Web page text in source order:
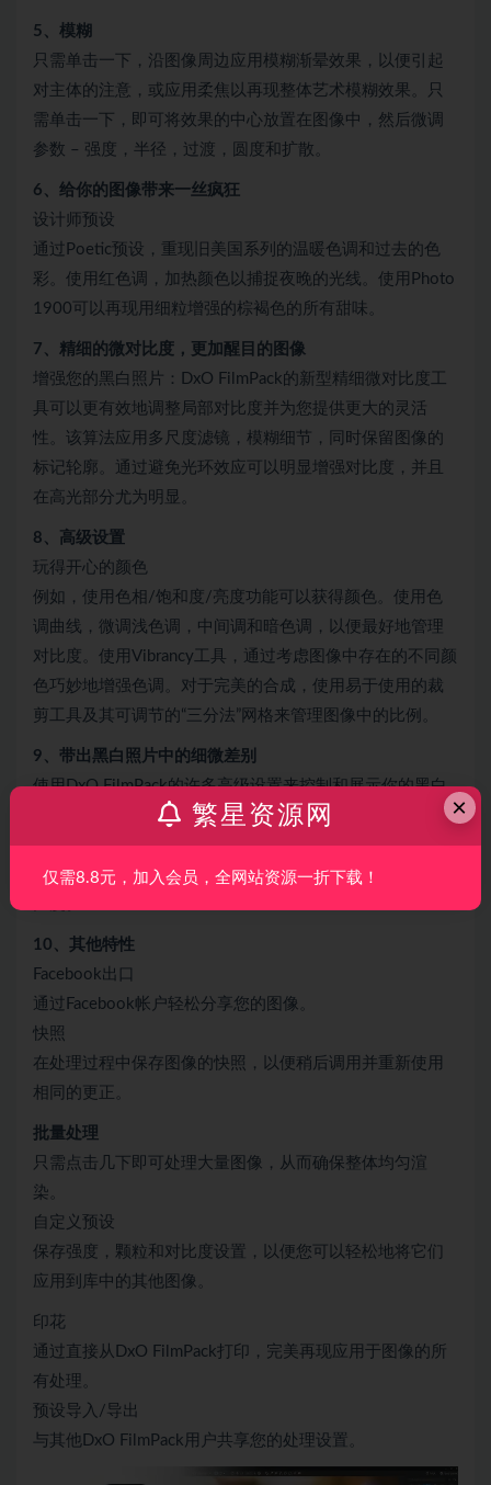
5、模糊
只需单击一下，沿图像周边应用模糊渐晕效果，以便引起
对主体的注意，或应用柔焦以再现整体艺术模糊效果。只
需单击一下，即可将效果的中心放置在图像中，然后微调
参数 – 强度，半径，过渡，圆度和扩散。
6、给你的图像带来一丝疯狂
设计师预设
通过Poetic预设，重现旧美国系列的温暖色调和过去的色
彩。使用红色调，加热颜色以捕捉夜晚的光线。使用Photo
1900可以再现用细粒增强的棕褐色的所有甜味。
7、精细的微对比度，更加醒目的图像
增强您的黑白照片：DxO FilmPack的新型精细微对比度工
具可以更有效地调整局部对比度并为您提供更大的灵活
性。该算法应用多尺度滤镜，模糊细节，同时保留图像的
标记轮廓。通过避免光环效应可以明显增强对比度，并且
在高光部分尤为明显。
8、高级设置
玩得开心的颜色
例如，使用色相/饱和度/亮度功能可以获得颜色。使用色
调曲线，微调浅色调，中间调和暗色调，以便最好地管理
对比度。使用Vibrancy工具，通过考虑图像中存在的不同颜
色巧妙地增强色调。对于完美的合成，使用易于使用的裁
剪工具及其可调节的“三分法”网格来管理图像中的比例。
9、带出黑白照片中的细微差别
使用DxO FilmPack的许多高级设置来控制和展示你的黑白
照片。使用彩色滤镜，巧妙地转换照片。使用通道混合
器，可以显示图像中所有细微的色调。使用色调曲线，调
整肤色，中间色调和深色调，以及精确管理黑白图像的对
10、其他特性
Facebook出口
通过Facebook帐户轻松分享您的图像。
快照
在处理过程中保存图像的快照，以便稍后调用并重新使用
相同的更正。
批量处理
只需点击几下即可处理大量图像，从而确保整体均匀渲
染。
自定义预设
保存强度，颗粒和对比度设置，以便您可以轻松地将它们
应用到库中的其他图像。
印花
通过直接从DxO FilmPack打印，完美再现应用于图像的所
有处理。
预设导入/导出
与其他DxO FilmPack用户共享您的处理设置。
×
繁星资源网
仅需8.8元，加入会员，全网站资源一折下载！